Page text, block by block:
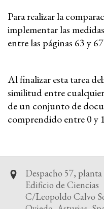
Para realizar la
implementar las
entre las páginas 63 y
Al finalizar esta tarea
similitud entre
de un conjunto de
comprendido entre 0 y
Despacho 57, planta
Edificio de Ciencias
C/Leopoldo Calvo